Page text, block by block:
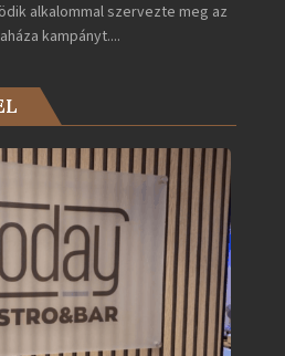
alkalommal szervezte meg az
kampányt....